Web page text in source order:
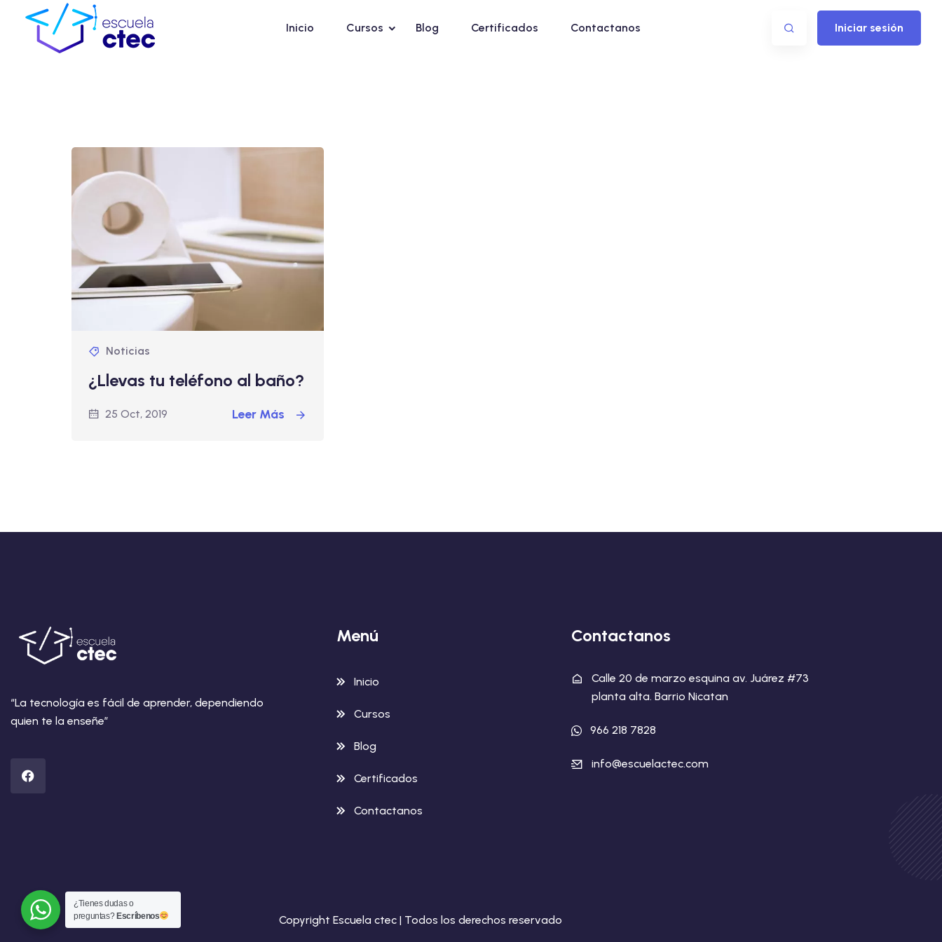
Inicio Cursos Blog Certificados Contactanos Iniciar sesión
Noticias
¿Llevas tu teléfono al baño?
25 Oct, 2019 Leer Más
“La tecnología es fácil de aprender, dependiendo
quien te la enseñe”
Menú
Inicio
Cursos
Blog
Certificados
Contactanos
Contactanos
Calle 20 de marzo esquina av. Juárez #73
planta alta. Barrio Nicatan
966 218 7828
info@escuelactec.com
Copyright Escuela ctec | Todos los derechos reservado
¿Tienes dudas o
preguntas? Escríbenos